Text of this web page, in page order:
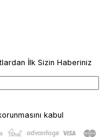
İlk Sizin Haberiniz
kabul